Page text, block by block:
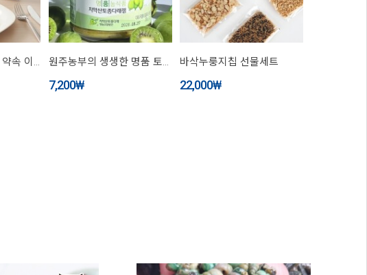
감자도우피자 [리뷰 약속 이벤트 ♥ 1팩 2개 더! 미리드림! 총 14개] 원주농부의 생생한 명품 토종다래잼 280g
7,200₩
바삭누룽지칩 선물세트
22,000₩